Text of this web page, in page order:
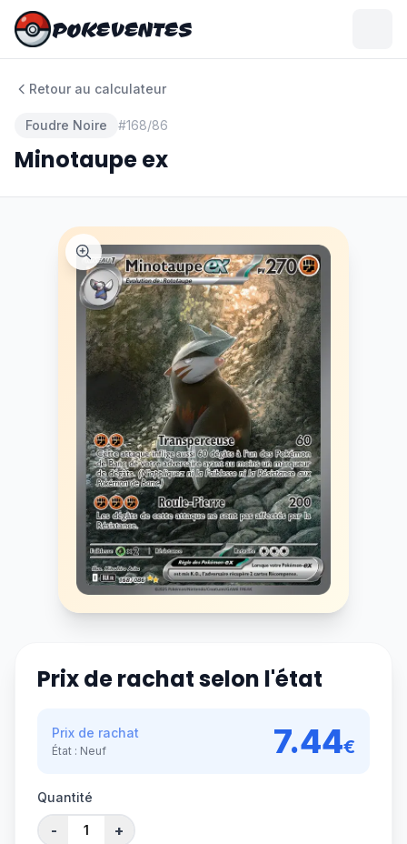
POKEVENTES
POKEVENTES
Retour au calculateur
Foudre Noire #168/86
Minotaupe ex
Prix de rachat selon l'état
Prix de rachat
État : Neuf 7.44€
Quantité
- +